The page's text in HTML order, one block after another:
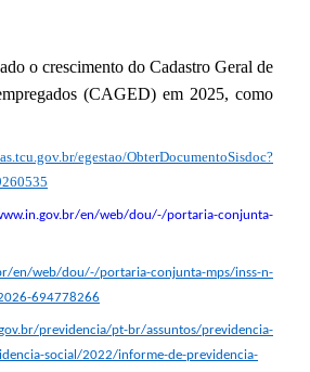
o crescimento do Cadastro Geral de
(CAGED) em 2025, como
egestao/ObterDocumentoSisdoc?
en/web/dou/-/portaria-conjunta-
en/web/dou/-/portaria-conjunta-mps/inss-n-
694778266
previdencia/pt-br/assuntos/previdencia-
social/2022/informe-de-previdencia-